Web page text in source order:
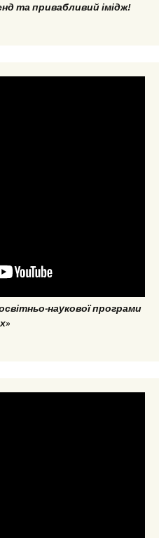
та привабливий імідж!
наукової програми